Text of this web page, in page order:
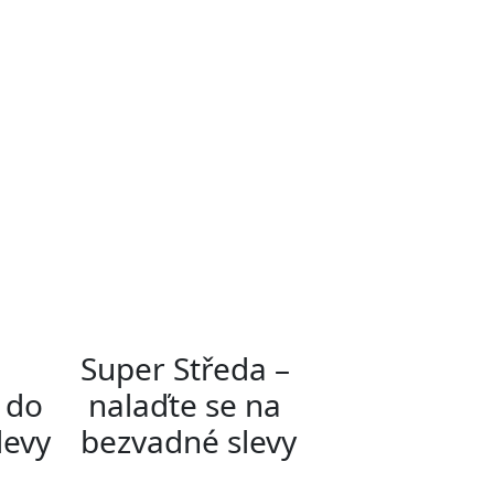
Super Středa –
nalaďte se na
bezvadné slevy